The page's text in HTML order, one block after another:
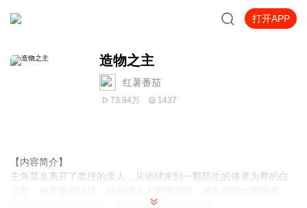
打开APP
造物之主
红薯番茄
73.94万 1437
【内容简介】
主角莫名离开了牵挂的亲人，从地球来到一颗陌生的修者为尊的白
无意中融合的宇宙本源，开启了主角的无敌生涯。